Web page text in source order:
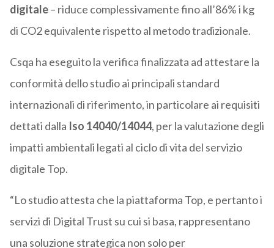
digitale– riduce complessivamente fino all’86% i kg
di CO2 equivalente rispetto al metodo tradizionale.
Csqa ha eseguito la verifica finalizzata ad attestare la
conformità dello studio ai principali standard
internazionali di riferimento, in particolare ai requisiti
dettati dalla Iso 14040/14044, per la valutazione degli
impatti ambientali legati al ciclo di vita del servizio
digitale Top.
“Lo studio attesta che la piattaforma Top, e pertanto i
servizi di Digital Trust su cui si basa, rappresentano
una soluzione strategica non solo per